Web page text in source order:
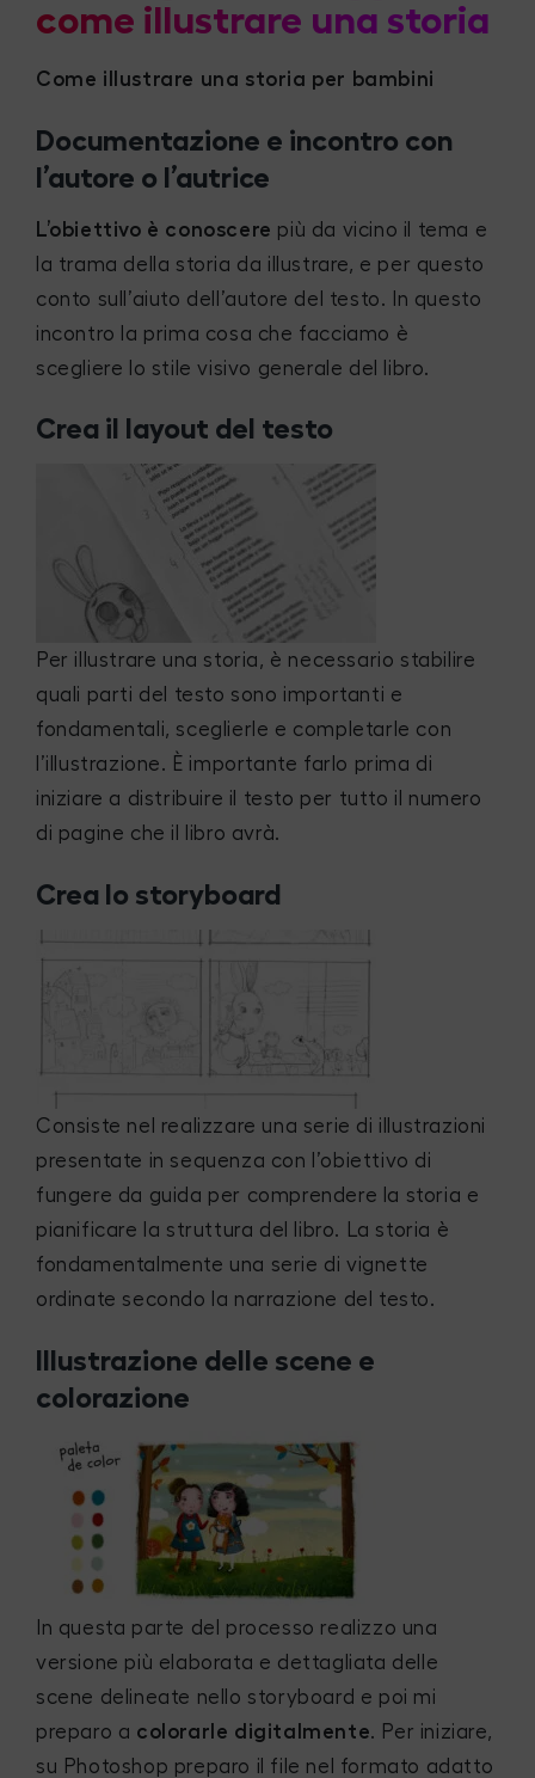
come illustrare una storia
Come illustrare una storia per bambini
Documentazione e incontro con
l’autore o l’autrice
L’obiettivo è conoscere più da vicino il tema e
la trama della storia da illustrare, e per questo
conto sull’aiuto dell’autore del testo. In questo
incontro la prima cosa che facciamo è
scegliere lo stile visivo generale del libro.
Crea il layout del testo
Per illustrare una storia, è necessario stabilire
quali parti del testo sono importanti e
fondamentali, sceglierle e completarle con
l’illustrazione. È importante farlo prima di
iniziare a distribuire il testo per tutto il numero
di pagine che il libro avrà.
Crea lo storyboard
Consiste nel realizzare una serie di illustrazioni
presentate in sequenza con l’obiettivo di
fungere da guida per comprendere la storia e
pianificare la struttura del libro. La storia è
fondamentalmente una serie di vignette
ordinate secondo la narrazione del testo.
Illustrazione delle scene e
colorazione
In questa parte del processo realizzo una
versione più elaborata e dettagliata delle
scene delineate nello storyboard e poi mi
preparo a colorarle digitalmente. Per iniziare,
su Photoshop preparo il file nel formato adatto